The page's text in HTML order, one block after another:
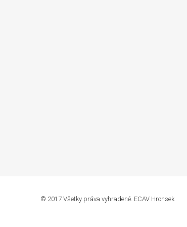
© 2017 Všetky práva vyhradené. ECAV Hronsek